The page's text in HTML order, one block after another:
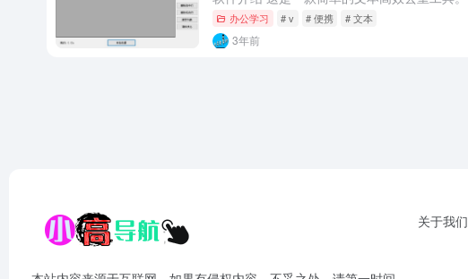
办公学习 # v # 便携 # 文本
3年前
关于我们